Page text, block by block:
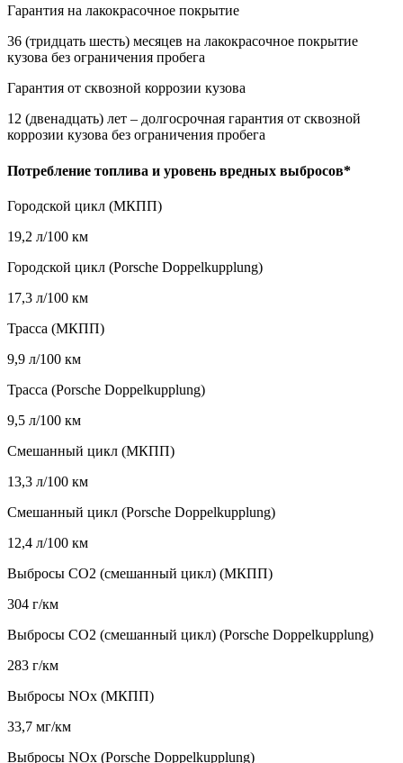
Гарантия на лакокрасочное покрытие
36 (тридцать шесть) месяцев на лакокрасочное покрытие
кузова без ограничения пробега
Гарантия от сквозной коррозии кузова
12 (двенадцать) лет – долгосрочная гарантия от сквозной
коррозии кузова без ограничения пробега
Потребление топлива и уровень вредных выбросов*
Городской цикл (МКПП)
19,2 л/100 км
Городской цикл (Porsche Doppelkupplung)
17,3 л/100 км
Трасса (МКПП)
9,9 л/100 км
Трасса (Porsche Doppelkupplung)
9,5 л/100 км
Смешанный цикл (МКПП)
13,3 л/100 км
Смешанный цикл (Porsche Doppelkupplung)
12,4 л/100 км
Выбросы CO2 (смешанный цикл) (МКПП)
304 г/км
Выбросы CO2 (смешанный цикл) (Porsche Doppelkupplung)
283 г/км
Выбросы NOx (МКПП)
33,7 мг/км
Выбросы NOx (Porsche Doppelkupplung)